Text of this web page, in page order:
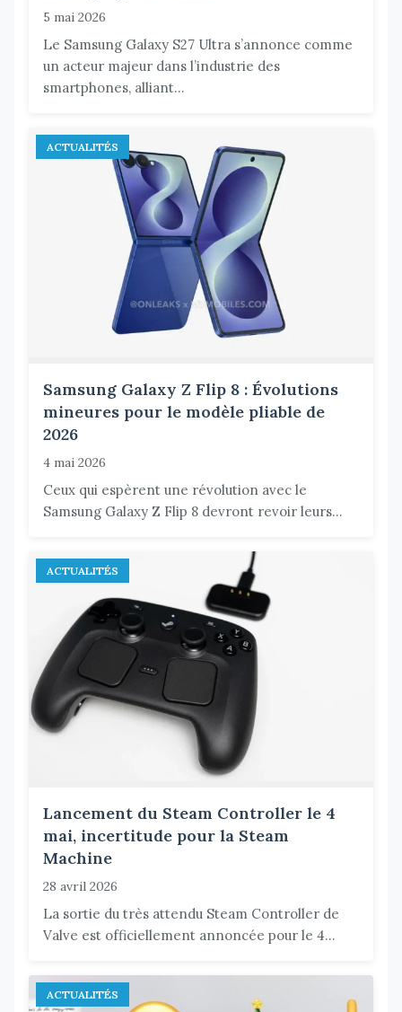
5 mai 2026
Le Samsung Galaxy S27 Ultra s’annonce comme
un acteur majeur dans l’industrie des
smartphones, alliant...
ACTUALITÉS
Samsung Galaxy Z Flip 8 : Évolutions
mineures pour le modèle pliable de
2026
4 mai 2026
Ceux qui espèrent une révolution avec le
Samsung Galaxy Z Flip 8 devront revoir leurs...
ACTUALITÉS
Lancement du Steam Controller le 4
mai, incertitude pour la Steam
Machine
28 avril 2026
La sortie du très attendu Steam Controller de
Valve est officiellement annoncée pour le 4...
ACTUALITÉS